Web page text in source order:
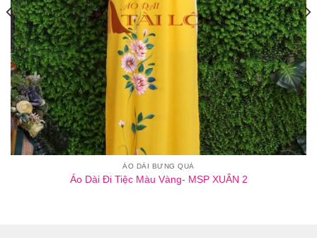
ÁO DÀI BƯNG QUẢ
Áo Dài Đi Tiệc Màu Vàng- MSP XUÂN 2